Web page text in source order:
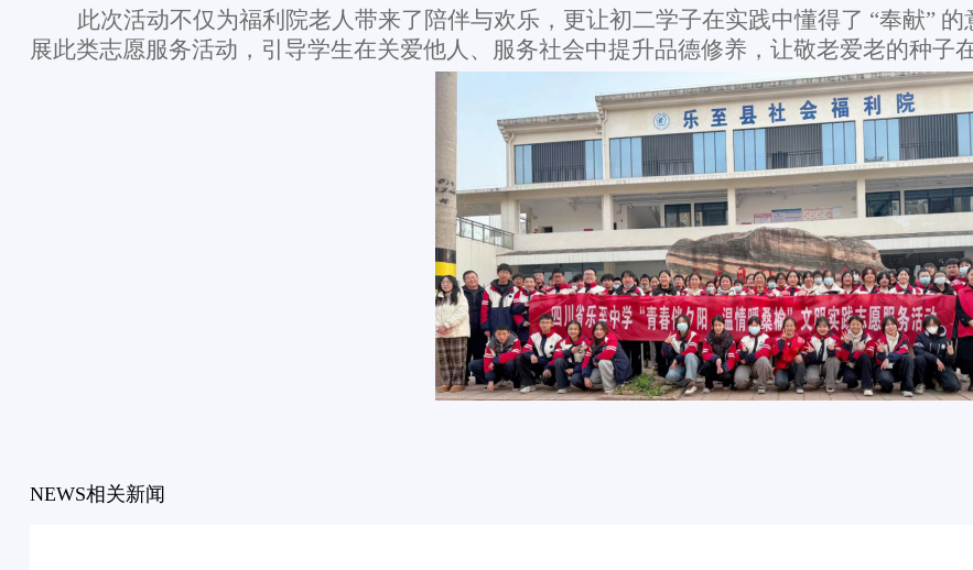
此次活动不仅为福利院老人带来了陪伴与欢乐，更让初二学子在实践中懂得了 “奉献”
展此类志愿服务活动，引导学生在关爱他人、服务社会中提升品德修养，让敬老爱老的种子
NEWS相关新闻